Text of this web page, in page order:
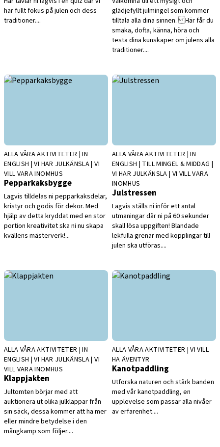
har fullt fokus på julen och dess
traditioner....
glädjefyllt julmingel som kommer
tilltala alla dina sinnen. Här får du
smaka, dofta, känna, höra och
testa dina kunskaper om julens alla
traditioner....
ALLA VÅRA AKTIVITETER | IN
ENGLISH | VI HAR JULKÄNSLA | VI
VILL VARA INOMHUS
Pepparkaksbygge
Lagvis tilldelas ni pepparkaksdelar,
kristyr och godis för dekor. Med
hjälp av detta kryddat med en stor
portion kreativitet ska ni nu skapa
kvällens mästerverk!...
ALLA VÅRA AKTIVITETER | IN
ENGLISH | TILL MINGEL & MIDDAG |
VI HAR JULKÄNSLA | VI VILL VARA
INOMHUS
Julstressen
Lagvis ställs ni inför ett antal
utmaningar där ni på 60 sekunder
skall lösa uppgiften! Blandade
lekfulla grenar med kopplingar till
julen ska utföras....
ALLA VÅRA AKTIVITETER | IN
ENGLISH | VI HAR JULKÄNSLA | VI
VILL VARA INOMHUS
Klappjakten
Jultomten börjar med att
auktionera ut olika julklappar från
sin säck, dessa kommer att ha mer
eller mindre betydelse i den
mångkamp som följer....
ALLA VÅRA AKTIVITETER | VI VILL
HA ÄVENTYR
Kanotpaddling
Utforska naturen och stärk banden
med vår kanotpaddling, en
upplevelse som passar alla nivåer
av erfarenhet....